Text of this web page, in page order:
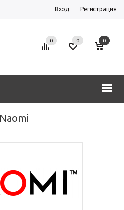
Вход Регистрация
0 0 0
Naomi